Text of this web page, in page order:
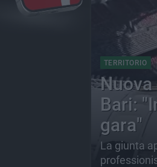
TERRITORIO
Bari:
gara"
La giunta